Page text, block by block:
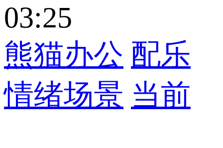
03:25
熊猫办公 配乐
情绪场景 当前